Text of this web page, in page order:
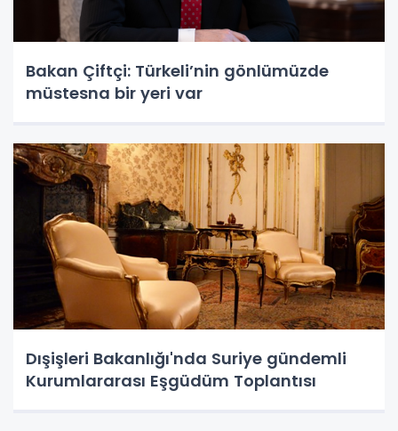
Bakan Çiftçi: Türkeli’nin gönlümüzde
müstesna bir yeri var
Dışişleri Bakanlığı'nda Suriye gündemli
Kurumlararası Eşgüdüm Toplantısı